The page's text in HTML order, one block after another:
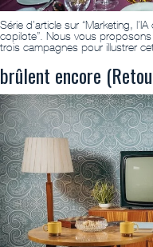
Série d’article sur “Marketing,
copilote”. Nous vous proposons
trois campagnes pour illustrer
brûlent encore